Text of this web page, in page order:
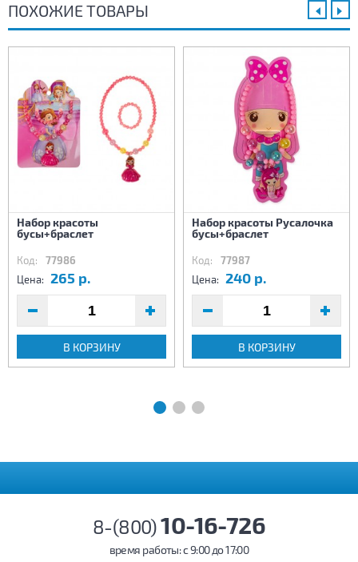
ПОХОЖИЕ ТОВАРЫ
Набор красоты
бусы+браслет
Код: 77986
Цена: 265 р.
В КОРЗИНУ
Набор красоты Русалочка
бусы+браслет
Код: 77987
Цена: 240 р.
В КОРЗИНУ
8-(800)10-16-726
время работы: c 9:00 до 17:00